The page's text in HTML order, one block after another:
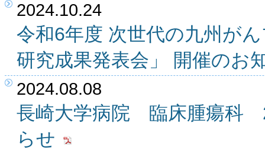
2024.10.24
令和6年度 次世代の九州が
研究成果発表会」 開催のお
2024.08.08
長崎大学病院 臨床腫瘍科
らせ